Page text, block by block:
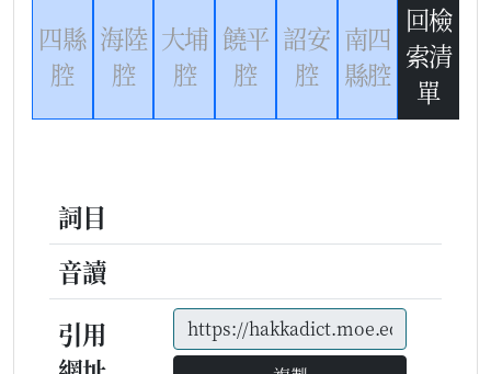
四縣
腔
海陸
腔
大埔
腔
饒平
腔
詔安
腔
南四
縣腔
回檢
索清
單
詞目
音讀
引用